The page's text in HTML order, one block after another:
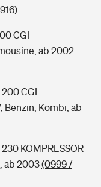
CGI
ab 2002
CGI
Benzin, Kombi, ab
KOMPRESSOR
ab 2003(0999 /